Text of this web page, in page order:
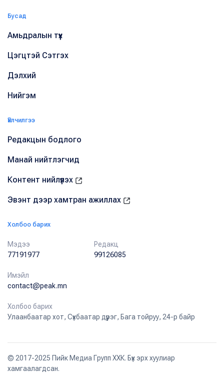
Бусад
Амьдралын түүх
Цэгцтэй Сэтгэх
Дэлхий
Нийгэм
Үйлчилгээ
Редакцын бодлого
Манай нийтлэгчид
Контент нийлүүлэх
Эвэнт дээр хамтран ажиллах
Холбоо барих
Мэдээ
77191977
Редакц
99126085
Имэйл
contact@peak.mn
Холбоо барих
Улаанбаатар хот, Сүхбаатар дүүрэг, Бага тойруу, 24-р байр
© 2017-2025 Пийк Медиа Групп ХХК. Бүх эрх хуулиар
хамгаалагдсан.